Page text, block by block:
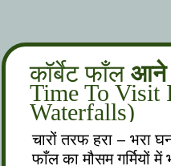
कॉर्बेट फाँलआने
Time To Visit
Waterfalls)
चारों तरफ हरा – भरा
फाँल का मौसम गर्मियों